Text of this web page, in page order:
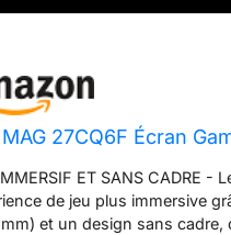
27CQ6F Écran
ET SANS CADRE -
de jeu plus immersive
et un design sans